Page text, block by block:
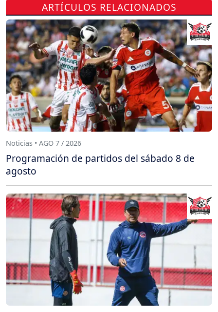
ARTÍCULOS RELACIONADOS
Noticias • AGO 7 / 2026
Programación de partidos del sábado 8 de
agosto